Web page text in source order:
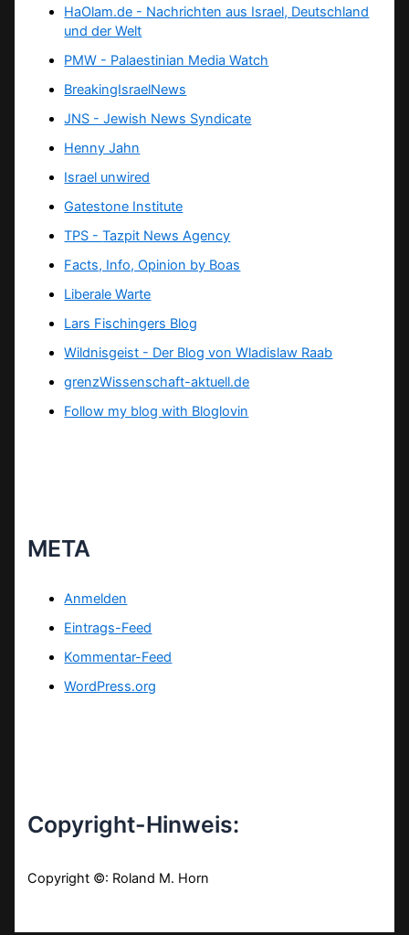
HaOlam.de - Nachrichten aus Israel, Deutschland
und der Welt
PMW - Palaestinian Media Watch
BreakingIsraelNews
JNS - Jewish News Syndicate
Henny Jahn
Israel unwired
Gatestone Institute
TPS -Tazpit News Agency
Facts, Info, Opinion by Boas
Liberale Warte
Lars Fischingers Blog
Wildnisgeist - Der Blog von Wladislaw Raab
grenzWissenschaft-aktuell.de
Follow my blog with Bloglovin
META
Anmelden
Eintrags-Feed
Kommentar-Feed
WordPress.org
Copyright-Hinweis:
Copyright ©: Roland M. Horn